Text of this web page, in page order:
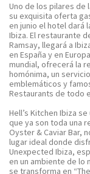
Uno de los pilares de
su exquisita oferta
en junio el hotel dará
Ibiza. El restaurante
Ramsay, llegará a
en España y en
mundial, ofrecerá la
homónima, un
emblemáticos y
Restaurants de todo
Hell’s Kitchen Ibiza se
que ya son toda una
Oyster & Caviar Bar,
lugar ideal donde
Unexpected Ibiza,
en un ambiente de lo
se transforma en